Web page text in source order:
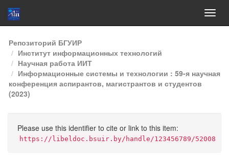
Skip
navigation
Репозиторий БГУИР
Институт информационных технологий
Научная работа ИИТ
Информационные системы и технологии : 59-я научная
конференция аспирантов, магистрантов и студентов
(2023)
Please use this identifier to cite or link to this item:
https://libeldoc.bsuir.by/handle/123456789/52008